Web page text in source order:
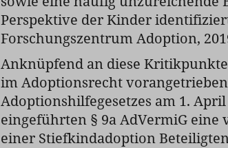
Perspektive der Kinder
Forschungszentrum Adoption,
Anknüpfend an diese
im Adoptionsrecht
Adoptionshilfegesetzes am 1.
eingeführten § 9a AdVermiG
einer Stiefkindadoption